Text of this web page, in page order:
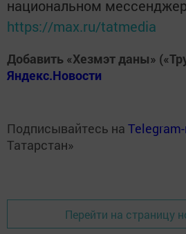
национальном
https://max.ru/tatmedia
Добавить «Хезмэт даны»
Яндекс.Новости
Подписывайтесь на
Татарстан»
Перейти на страницу